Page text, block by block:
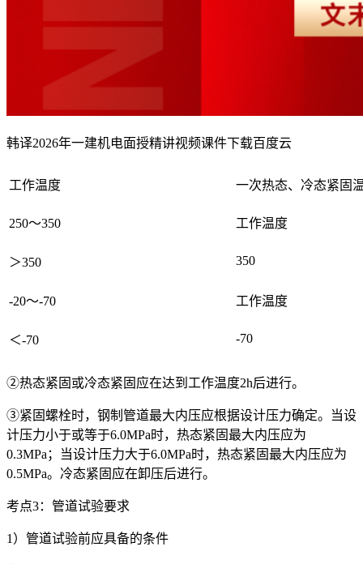
韩译2026年一建机电面授精讲视频课件下载百度云
工作温度 一次热态、冷态紧固
250～350 工作温度
＞350 350
-20～-70 工作温度
＜-70 -70
②热态紧固或冷态紧固应在达到工作温度2h后进行。
③紧固螺栓时，钢制管道最大内压应根据设计压力确定。当设
计压力小于或等于6.0MPa时，热态紧固最大内压应为
0.3MPa；当设计压力大于6.0MPa时，热态紧固最大内压应为
0.5MPa。冷态紧固应在卸压后进行。
考点3：管道试验要求
1）管道试验前应具备的条件